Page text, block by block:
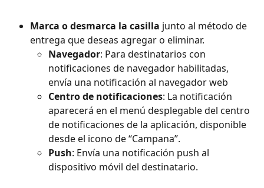
Marca o desmarca la casilla junto al método de
entrega que deseas agregar o eliminar.
Navegador: Para destinatarios con
notificaciones de navegador habilitadas,
envía una notificación al navegador web
Centro de notificaciones: La notificación
aparecerá en el menú desplegable del centro
de notificaciones de la aplicación, disponible
desde el icono de “Campana”.
Push: Envía una notificación push al
dispositivo móvil del destinatario.